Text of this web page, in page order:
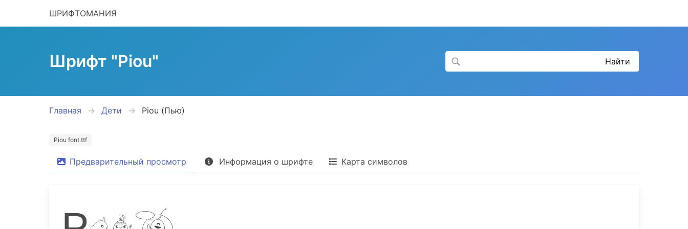
ШРИФТОМАНИЯ
Шрифт "Piou"
Главная Дети Piou (Пью)
Piou font.ttf
Предварительный просмотр Информация о шрифте Карта символов